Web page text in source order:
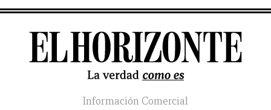
Información Comercial